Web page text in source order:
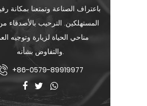
باعتراف الصناعة وتمتعنا بمكانة
المستهلكين. الترحيب بالأصدقاء
مناحي الحياة لزيارة وتوجيه
والتفاوض بشأنه.
+86-0579-89919977